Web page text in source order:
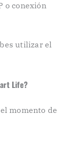
o conexión
utilizar el
Life?
momento de